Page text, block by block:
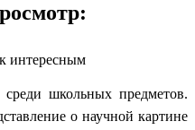
интересным
школьных предметов.
о научной картине